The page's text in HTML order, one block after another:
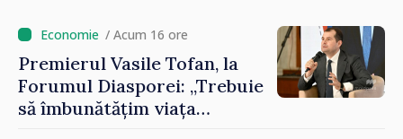
imaginii Republicii Moldova”
/ Acum 16 ore
Premierul Vasile Tofan, la
Forumul Diasporei: „Trebuie
să îmbunătățim viața